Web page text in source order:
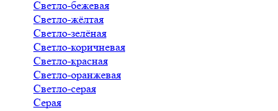
Светло-бежевая
Светло-жёлтая
Светло-зелёная
Светло-коричневая
Светло-красная
Светло-оранжевая
Светло-серая
Серая